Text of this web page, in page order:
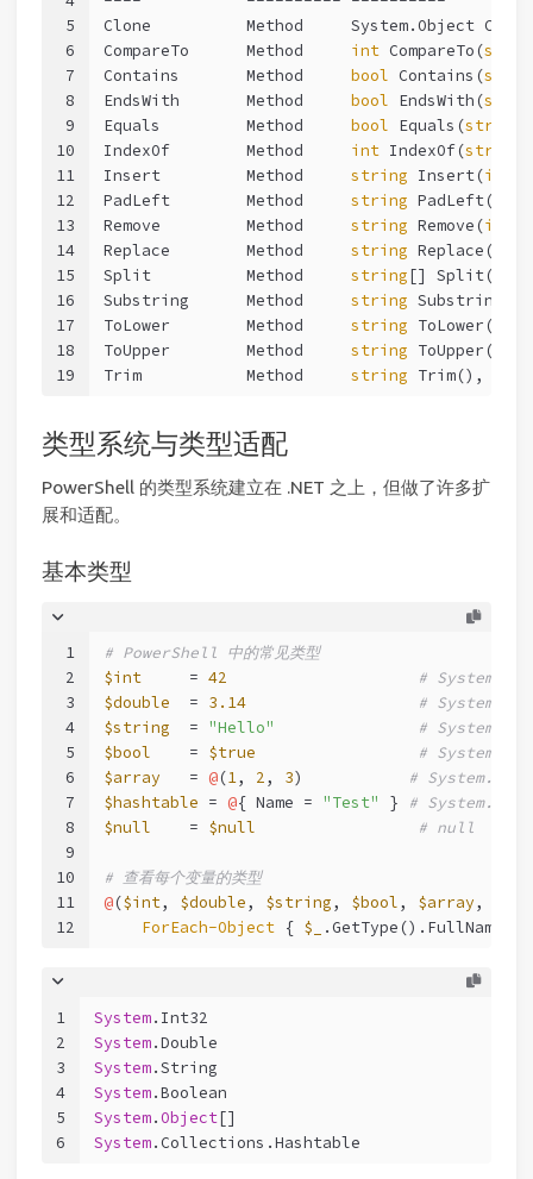
5
6
7
8
9
10
11
12
13
14
15
16
17
18
19
Clone          Method     System.Object
CompareTo      Method int CompareTo(
Contains       Method bool Contains(
EndsWith       Method bool EndsWith(
Equals         Method bool Equals(string
IndexOf        Method int IndexOf(string
Insert         Method string Insert(int
PadLeft        Method string PadLeft(
Remove         Method string Remove(int
Replace        Method string Replace(
Split          Method string[] Split(
Substring      Method string Substring(
ToLower        Method string ToLower(),
ToUpper        Method string ToUpper(),
Trim           Method string Trim(),
类型系统与类型适配
PowerShell 的类型系统建立在 .NET 之上，但做了许多扩
展和适配。
基本类型
1
2
3
4
5
6
7
8
9
10
11
12
# PowerShell 中的常见类型
$int
     =
42
#
$double
  =
3.14
#
$string
  =
"Hello"
#
$bool
    =
$true
#
$array
   =
@(1, 2, 3)
#
$hashtable = @{ Name = "Test" }
#
$null
    =
$null # null
# 查看每个变量的类型
@($int, $double, $string, $bool, $array,
ForEach-Object { $_ .GetType().FullName }
1
2
3
4
5
6
System.Int32
System.Double
System.String
System.Boolean
System.Object[]
System.Collections.Hashtable